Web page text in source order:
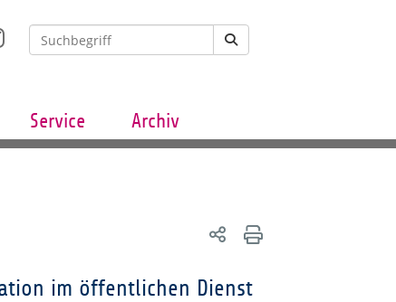
Service Archiv
im öffentlichen Dienst